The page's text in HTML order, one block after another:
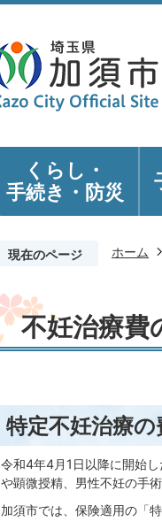
くらし・
手続き ・防災
現在のページ ホーム
不妊治療費
特定不妊治療
令和4年4月1日以降に開始
や顕微授精、男性不妊の手
加須市では、保険適用の「